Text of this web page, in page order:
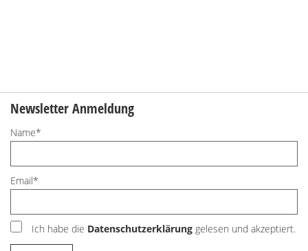
Newsletter Anmeldung
Name*
Email*
Ich habe die Datenschutzerklärung gelesen und akzeptiert.